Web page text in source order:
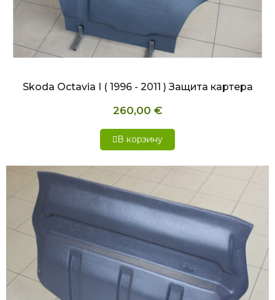
БЫСТРЫЙ ПРОСМОТР
Skoda Octavia I ( 1996 - 2011 ) Защита картера
260,00 €
В корзину